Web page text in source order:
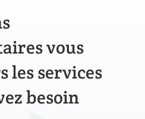
vous
les services
besoin